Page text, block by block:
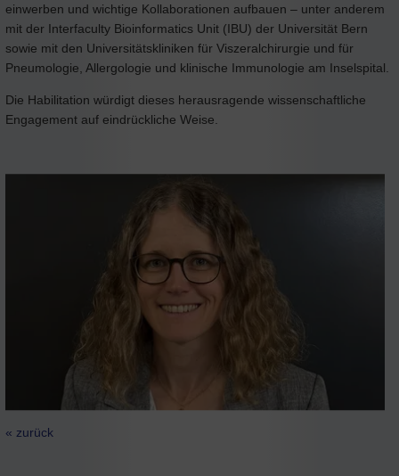
einwerben und wichtige Kollaborationen aufbauen – unter anderem
mit der Interfaculty Bioinformatics Unit (IBU) der Universität Bern
sowie mit den Universitätskliniken für Viszeralchirurgie und für
Pneumologie, Allergologie und klinische Immunologie am Inselspital.
Die Habilitation würdigt dieses herausragende wissenschaftliche
Engagement auf eindrückliche Weise.
« zurück